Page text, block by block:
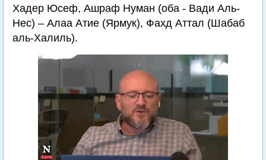
Хадер Юсеф, Ашраф Нуман (оба - Вади Аль-
Нес) – Алаа Атие (Ярмук), Фахд Аттал (Шабаб
аль-Халиль).